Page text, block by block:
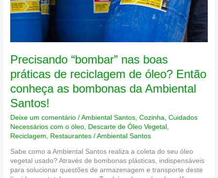
Precisando “bombar” nas boas
práticas de reciclagem de óleo? Então
conheça as bombonas da Ambiental
Santos!
Deixe um comentário /Ambiental Santos ,Cozinha ,Cuidados
Necessários com o óleo Descarte de Óleo Vegetal
Reciclagem
Restaurantes /Ambiental Santos
Sabe como a Ambiental Santos realiza a coleta do seu óleo
vegetal usado? Através de bombonas plásticas, indispensáveis
para solucionar questões de armazenagem e transporte deste